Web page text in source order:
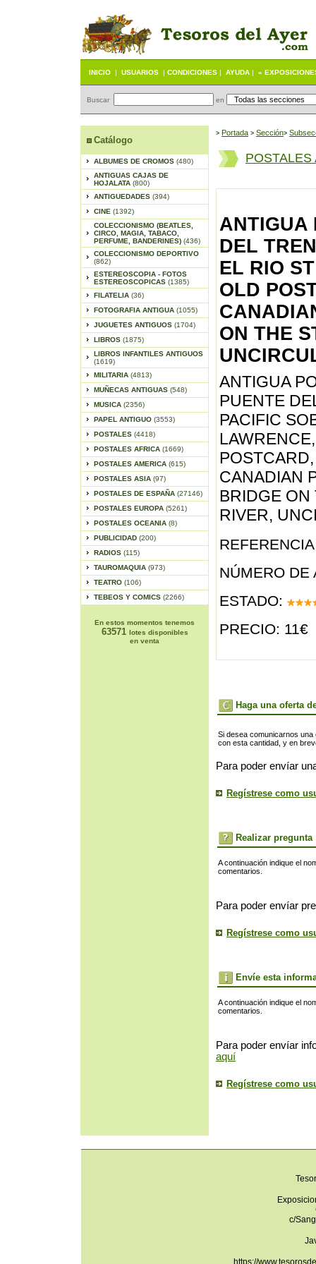
INICIO | USUARIOS | CONDICIONES | AYUDA | «
Buscar en
Catálogo
ALBUMES DE CROMOS (480)
ANTIGUAS CAJAS DE
HOJALATA (800)
ANTIGUEDADES (394)
CINE (1392)
COLECCIONISMO (BEATLES,
CIRCO, MAGIA, TABACO,
PERFUME, BANDERINES) (436)
COLECCIONISMO DEPORTIVO
(862)
ESTEREOSCOPIA - FOTOS
ESTEREOSCOPICAS (1385)
FILATELIA (36)
FOTOGRAFIA ANTIGUA (1055)
JUGUETES ANTIGUOS (1704)
LIBROS (1875)
LIBROS INFANTILES ANTIGUOS
(1619)
MILITARIA (4813)
MUÑECAS ANTIGUAS (548)
MUSICA (2356)
PAPEL ANTIGUO (3553)
POSTALES (4418)
POSTALES AFRICA (1669)
POSTALES AMERICA (615)
POSTALES ASIA (97)
POSTALES DE ESPAÑA (27146)
POSTALES EUROPA (5261)
POSTALES OCEANIA (8)
PUBLICIDAD (200)
RADIOS (115)
TAUROMAQUIA (973)
TEATRO (106)
TEBEOS Y COMICS (2266)
En estos momentos tenemos
63571 lotes disponibles
en venta
> Portada > Sección>
POSTALES
ANTIGUA
DEL
EL RIO
OLD
ON THE
ANTIGUA
PUENTE
PACIFIC
CANADIAN
BRIDGE ON
RIVER,
NÚMERO DE
ESTADO:
PRECIO: 11€
Haga una oferta
Si desea comunicarnos
con esta cantidad, y en
Para poder envíar
Regístrese como
Realizar pregunta
A continuación indique el
comentarios.
Para poder envíar
Regístrese como
Envíe esta
A continuación indique el
comentarios.
Para poder envíar
aquí
Regístrese como
c/
https://